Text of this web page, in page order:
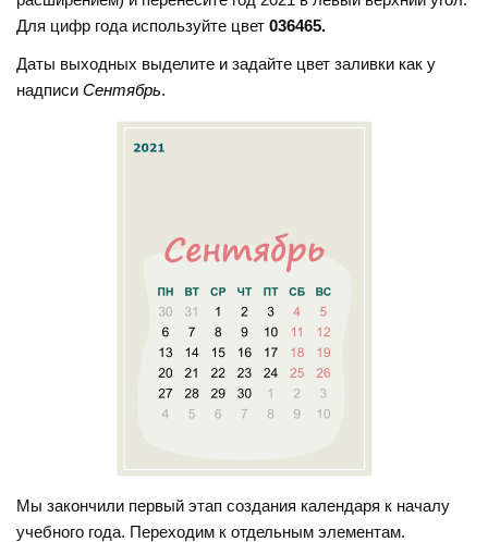
Для цифр года используйте цвет036465.
Даты выходных выделите и задайте цвет заливки как у
надписиСентябрь.
Мы закончили первый этап создания календаря к началу
учебного года. Переходим к отдельным элементам.